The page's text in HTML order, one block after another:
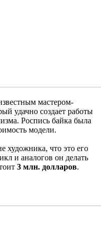
мастером-
удачно создает работы
Роспись байка была
модели.
художника, что это его
и аналогов он делать
3 млн. долларов.